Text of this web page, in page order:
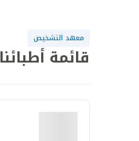
معهد التشخيص
قائمة أطبائنا